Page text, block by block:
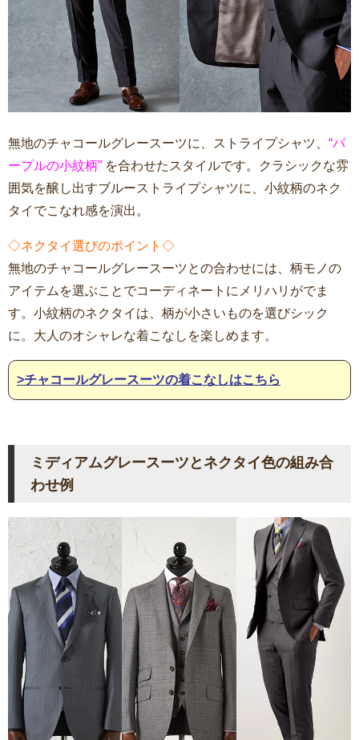
無地のチャコールグレースーツに、ストライプシャツ、 “パ
ープルの小紋柄” を合わせたスタイルです。クラシックな雰
囲気を醸し出すブルーストライプシャツに、小紋柄のネク
タイでこなれ感を演出。
◇ネクタイ選びのポイント◇
無地のチャコールグレースーツとの合わせには、柄モノの
アイテムを選ぶことでコーディネートにメリハリがでま
す。小紋柄のネクタイは、柄が小さいものを選びシック
に。大人のオシャレな着こなしを楽しめます。
>チャコールグレースーツの着こなしはこちら
ミディアムグレースーツとネクタイ色の組み合
わせ例